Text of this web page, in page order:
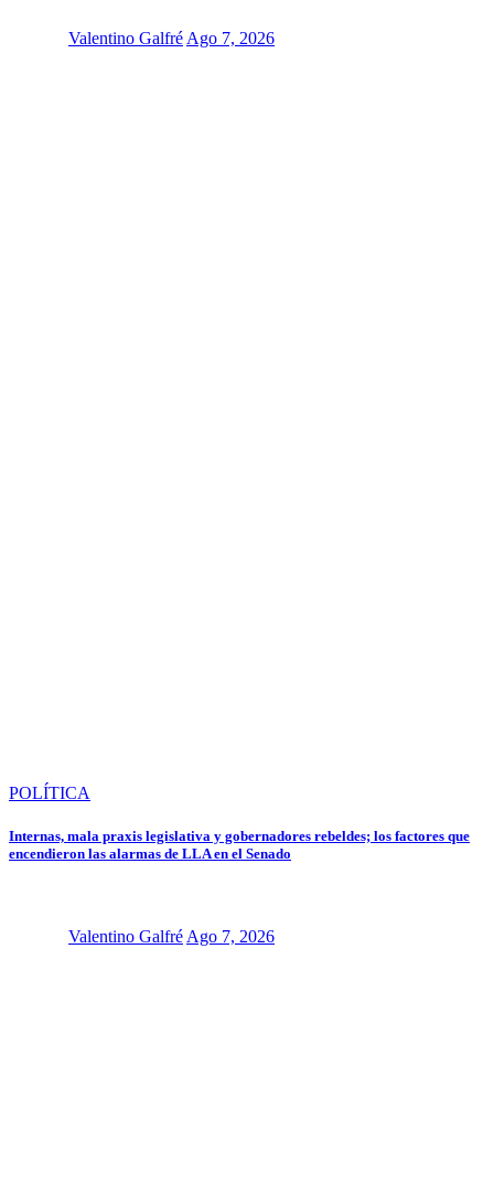
Valentino Galfré Ago 7, 2026
POLÍTICA
Internas, mala praxis legislativa y gobernadores rebeldes; los factores que
encendieron las alarmas de LLA en el Senado
Valentino GalfréAgo 7, 2026